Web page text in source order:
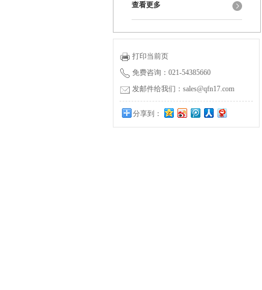
查看更多
打印当前页
免费咨询：021-54385660
发邮件给我们：sales@qfn17.com
分享到：